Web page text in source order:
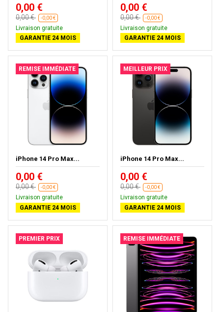
0,00 €
0,00 € -0,00 €
Livraison gratuite
GARANTIE 24 MOIS
0,00 €
0,00 € -0,00 €
Livraison gratuite
GARANTIE 24 MOIS
REMISE IMMÉDIATE
iPhone 14 Pro Max...
0,00 €
0,00 € -0,00 €
Livraison gratuite
GARANTIE 24 MOIS
MEILLEUR PRIX
iPhone 14 Pro Max...
0,00 €
0,00 € -0,00 €
Livraison gratuite
GARANTIE 24 MOIS
PREMIER PRIX REMISE IMMÉDIATE